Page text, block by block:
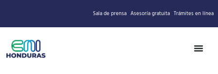
Sala de prensa Asesoría gratuita Trámites en línea